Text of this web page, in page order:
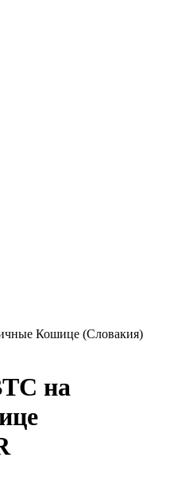
Кошице (Словакия)
на